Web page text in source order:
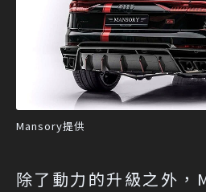
Mansory提供
除了動力的升級之外